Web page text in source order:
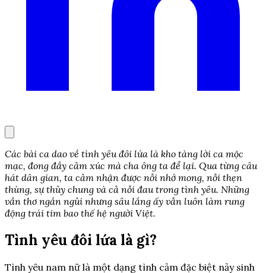
Các bài ca dao về tình yêu đôi lứa là kho tàng lời ca mộc
mạc, đong đầy cảm xúc mà cha ông ta để lại. Qua từng câu
hát dân gian, ta cảm nhận được nỗi nhớ mong, nỗi thẹn
thùng, sự thủy chung và cả nỗi đau trong tình yêu. Những
vần thơ ngắn ngủi nhưng sâu lắng ấy vẫn luôn làm rung
động trái tim bao thế hệ người Việt.
Tình yêu đôi lứa là gì?
Tình yêu nam nữ là một dạng tình cảm đặc biệt nảy sinh